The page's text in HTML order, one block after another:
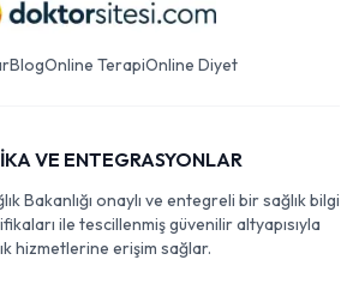
BlogOnline TerapiOnline Diyet
VE ENTEGRASYONLAR
Bakanlığı onaylı ve entegreli bir sağlık bilgi
ile tescillenmiş güvenilir altyapısıyla
hizmetlerine erişim sağlar.